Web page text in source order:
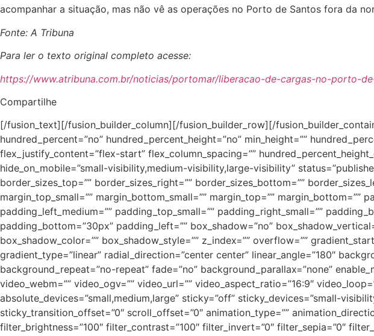
acompanhar a situação, mas não vê as operações no Porto de Santos fora da
Fonte: A Tribuna
Para ler o texto original completo acesse:
https://www.atribuna.com.br/noticias/portomar/liberacao-de-cargas-no-porto-
Compartilhe
[/fusion_text][/fusion_builder_column][/fusion_builder_row][/
hundred_percent=”no” hundred_percent_height=”no” min_height=””
flex_justify_content=”flex-start” flex_column_spacing=””
hide_on_mobile=”small-visibility,medium-visibility,large-visibility”
border_sizes_top=”” border_sizes_right=”” border_sizes_bottom=””
margin_top_small=”” margin_bottom_small=”” margin_top=””
padding_left_medium=”” padding_top_small=”” padding_right_small=””
padding_bottom=”30px” padding_left=”” box_shadow=”no”
box_shadow_color=”” box_shadow_style=”” z_index=”” overflow=””
gradient_type=”linear” radial_direction=”center center” linear_angle=”180″
background_repeat=”no-repeat” fade=”no” background_parallax=”none”
video_webm=”” video_ogv=”” video_url=”” video_aspect_ratio=”16:9″
absolute_devices=”small,medium,large” sticky=”off” sticky_devices=”small-
sticky_transition_offset=”0″ scroll_offset=”0″ animation_type=””
filter_brightness=”100″ filter_contrast=”100″ filter_invert=”0″ filter_sepia=”0″